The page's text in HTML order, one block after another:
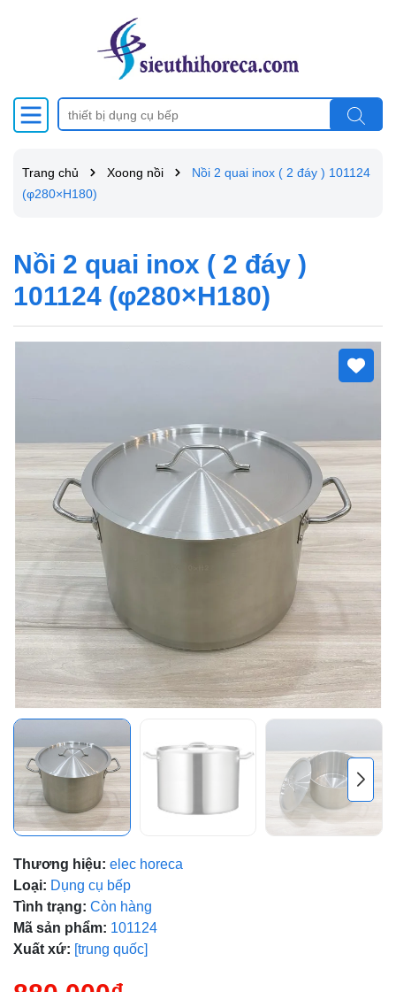
Trang chủ Xoong nồi
Nồi 2 quai inox ( 2 đáy ) 101124
(φ280×H180)
Nồi 2 quai inox ( 2 đáy )
101124 (φ280×H180)
Thương hiệu: elec horeca
Loại: Dụng cụ bếp
Tình trạng: Còn hàng
Mã sản phẩm: 101124
Xuất xứ: [trung quốc]
Ngày hết hạn:
Điều kiện: